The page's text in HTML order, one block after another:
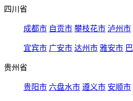
四川省
成都市 自贡市 攀枝花市 泸州市
宜宾市 广安市 达州市 雅安市
贵州省
贵阳市 六盘水市 遵义市 安顺市